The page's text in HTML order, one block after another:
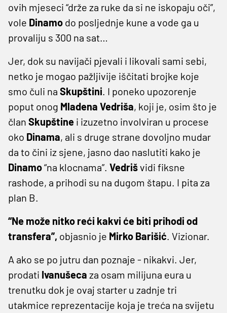
ovih mjeseci “drže za ruke da si ne iskopaju oči”,
vole Dinamo do posljednje kune a vode ga u
provaliju s 300 na sat…
Jer, dok su navijači pjevali i likovali sami sebi,
netko je mogao pažljivije iščitati brojke koje
smo čuli na Skupštini . I poneko upozorenje
poput onog Mladena Vedriša, koji je, osim što je
član Skupštine i izuzetno involviran u procese
oko Dinama, ali s druge strane dovoljno mudar
da to čini iz sjene, jasno dao naslutiti kako je
Dinamo“na klocnama”. Vedrišvidi fiksne
rashode, a prihodi su na dugom štapu. I pita za
plan B.
“Ne može nitko reći kakvi će biti prihodi od
transfera”, objasnio je Mirko Barišić . Vizionar.
A ako se po jutru dan poznaje - nikakvi. Jer,
prodati Ivanušeca za osam milijuna eura u
trenutku dok je ovaj starter u zadnje tri
utakmice reprezentacije koja je treća na svijetu